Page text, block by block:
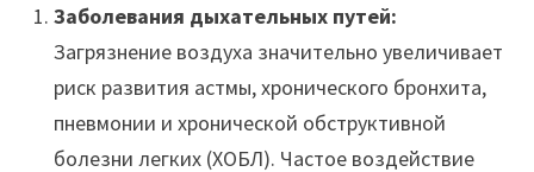
Заболевания дыхательных путей:
Загрязнение воздуха значительно увеличивает
риск развития астмы, хронического бронхита,
пневмонии и хронической обструктивной
болезни легких (ХОБЛ). Частое воздействие